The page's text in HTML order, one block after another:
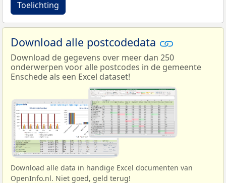
Toelichting
Download alle postcodedata
Download de gegevens over meer dan 250
onderwerpen voor alle postcodes in de gemeente
Enschede als een Excel dataset!
Download alle data in handige Excel documenten van
OpenInfo.nl. Niet goed, geld terug!